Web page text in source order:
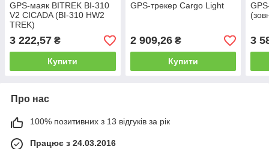
GPS-маяк BITREK BI-310
V2 CICADA (BI-310 HW2
TREK)
3 222,57 ₴
Купити
GPS-трекер Cargo Light
2 909,26₴
Купити
3
Про нас
100% позитивних з 13 відгуків за рік
Працює з 24.03.2016